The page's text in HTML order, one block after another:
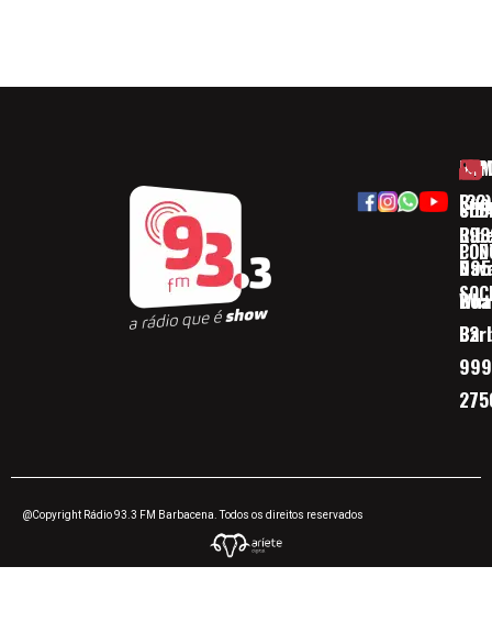
(32)
32
@Copyright Rádio 93.3 FM Barbacena. Todos os direitos reservados